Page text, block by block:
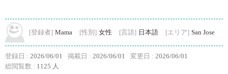
[登録者] Mama [性別] 女性 [言語] 日本語 [エリア] San Jose
登録日 : 2026/06/01 掲載日 : 2026/06/01 変更日 : 2026/06/01
総閲覧数 : 1125 人